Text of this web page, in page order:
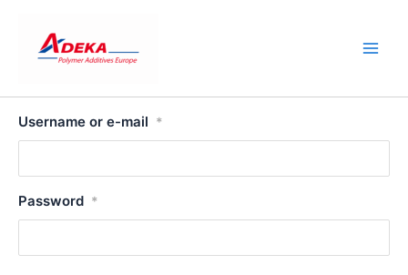
content
Username or e-mail *
Password *